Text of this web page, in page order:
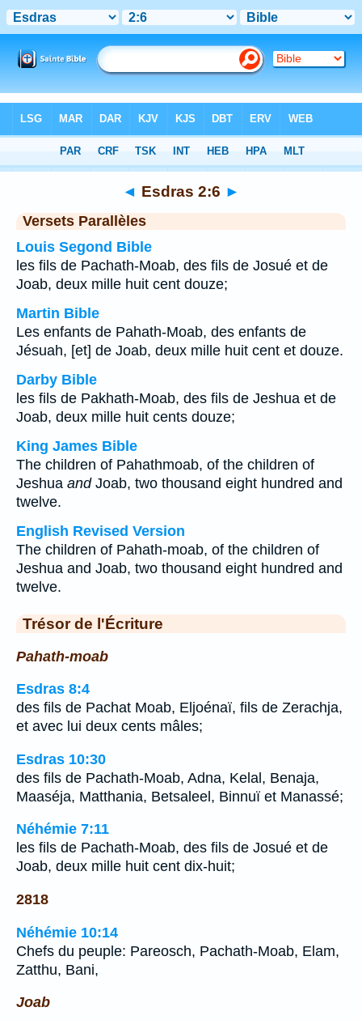
Chapitre 2> Verset 6
◄ Esdras 2:6 ►
Versets Parallèles
Louis Segond Bible
les fils de Pachath-Moab, des fils de Josué et de
Joab, deux mille huit cent douze;
Martin Bible
Les enfants de Pahath-Moab, des enfants de
Jésuah, [et] de Joab, deux mille huit cent et douze.
Darby Bible
les fils de Pakhath-Moab, des fils de Jeshua et de
Joab, deux mille huit cents douze;
King James Bible
The children of Pahathmoab, of the children of
Jeshua andJoab, two thousand eight hundred and
twelve.
English Revised Version
The children of Pahath-moab, of the children of
Jeshua and Joab, two thousand eight hundred and
twelve.
Trésor de l'Écriture
Pahath-moab
Esdras 8:4
des fils de Pachat Moab, Eljoénaï, fils de Zerachja,
et avec lui deux cents mâles;
Esdras 10:30
des fils de Pachath-Moab, Adna, Kelal, Benaja,
Maaséja, Matthania, Betsaleel, Binnuï et Manassé;
Néhémie 7:11
les fils de Pachath-Moab, des fils de Josué et de
Joab, deux mille huit cent dix-huit;
2818
Néhémie 10:14
Chefs du peuple: Pareosch, Pachath-Moab, Elam,
Zatthu, Bani,
Joab